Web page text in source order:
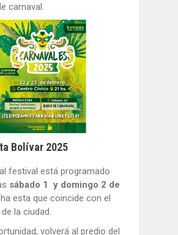
carnaval.
Bolívar 2025
festival está programado
sábado 1 y domingo 2 de
esta que coincide con el
la ciudad.
volverá al predio del